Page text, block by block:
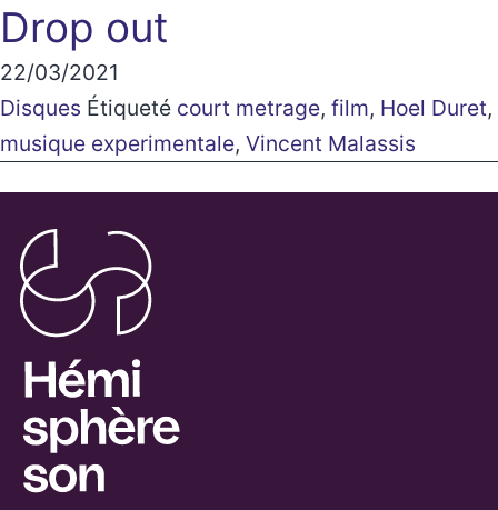
Drop out
22/03/2021
Disques Étiqueté court metrage, film, Hoel Duret,
musique experimentale, Vincent Malassis